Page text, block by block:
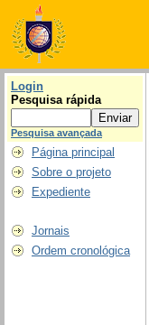
Login
Pesquisa rápida
Pesquisa avançada
Página principal
Sobre o projeto
Expediente
Jornais
Ordem cronológica